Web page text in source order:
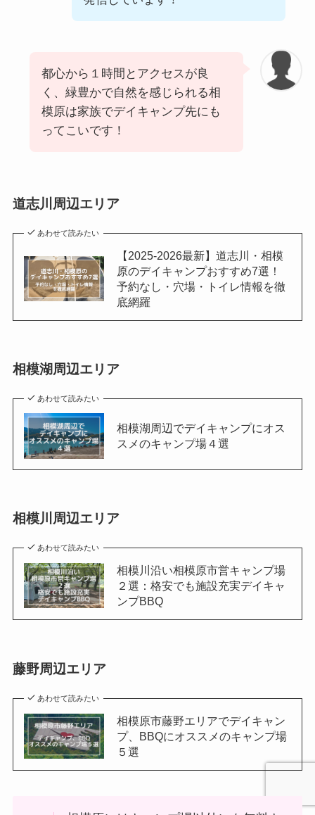
都心から１時間とアクセスが良
く、緑豊かで自然を感じられる相
模原は家族でデイキャンプ先にも
ってこいです！
道志川周辺エリア
あわせて読みたい
【2025-2026最新】道志川・相模
原のデイキャンプおすすめ7選！
予約なし・穴場・トイレ情報を徹
底網羅
相模湖周辺エリア
あわせて読みたい
相模湖周辺でデイキャンプにオス
スメのキャンプ場４選
相模川周辺エリア
あわせて読みたい
相模川沿い相模原市営キャンプ場
２選：格安でも施設充実デイキャ
ンプBBQ
藤野周辺エリア
あわせて読みたい
相模原市藤野エリアでデイキャン
プ、BBQにオススメのキャンプ場
５選